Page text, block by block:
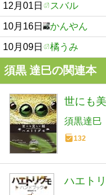
12月01日 スバル
10月16日 かんやん
10月09日 橘うみ
須黒 達巳の関連本
世にも
須黒達巳
132
ハエト